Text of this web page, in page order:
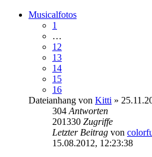
Musicalfotos
1
…
12
13
14
15
16
Dateianhang von Kitti »
304 Antworten
201330 Zugriffe
Letzter Beitrag von
15.08.2012, 12:23:38